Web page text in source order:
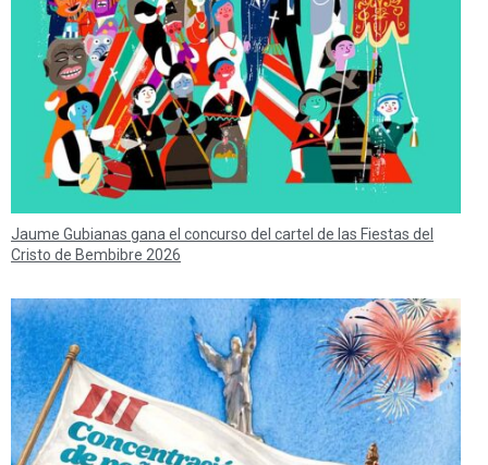
Jaume Gubianas gana el concurso del cartel de las Fiestas del
Cristo de Bembibre 2026